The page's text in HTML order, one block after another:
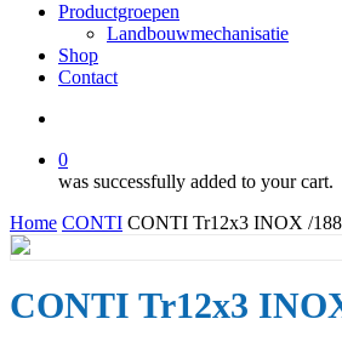
Productgroepen
Landbouwmechanisatie
Shop
Contact
0
was successfully added to your cart.
Home CONTI CONTI Tr12x3 INOX /
CONTI Tr12x3